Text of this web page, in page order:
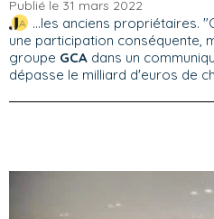
Publié le 31 mars 2022
...les anciens propriétaires.
une participation conséquente,
groupe GCA dans un
dépasse le milliard d'euros de